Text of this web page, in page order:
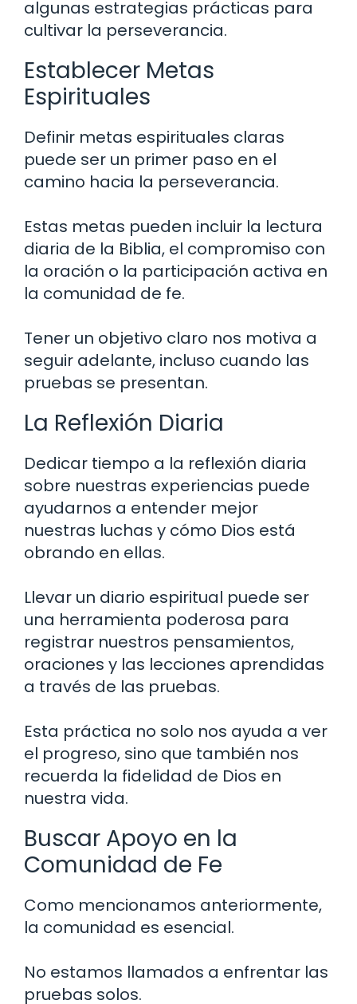
algunas estrategias prácticas para
cultivar la perseverancia.
Establecer Metas
Espirituales
Definir metas espirituales claras
puede ser un primer paso en el
camino hacia la perseverancia.
Estas metas pueden incluir la lectura
diaria de la Biblia, el compromiso con
la oración o la participación activa en
la comunidad de fe.
Tener un objetivo claro nos motiva a
seguir adelante, incluso cuando las
pruebas se presentan.
La Reflexión Diaria
Dedicar tiempo a la reflexión diaria
sobre nuestras experiencias puede
ayudarnos a entender mejor
nuestras luchas y cómo Dios está
obrando en ellas.
Llevar un diario espiritual puede ser
una herramienta poderosa para
registrar nuestros pensamientos,
oraciones y las lecciones aprendidas
a través de las pruebas.
Esta práctica no solo nos ayuda a ver
el progreso, sino que también nos
recuerda la fidelidad de Dios en
nuestra vida.
Buscar Apoyo en la
Comunidad de Fe
Como mencionamos anteriormente,
la comunidad es esencial.
No estamos llamados a enfrentar las
pruebas solos.